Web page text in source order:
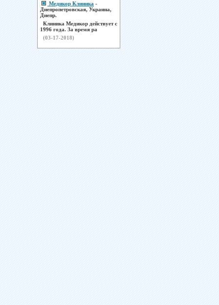
Медикор Клиника -
Днепропетровская, Украина,
Днепр.
Клиника Медикор действует с
1996 года. За время ра
(03-17-2018)